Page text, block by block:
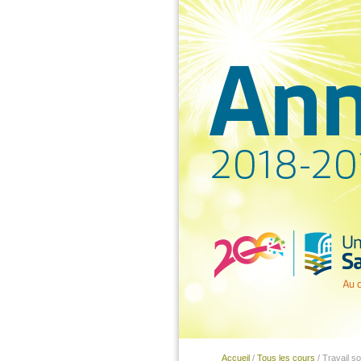
Accueil / Tous les cours / Travail